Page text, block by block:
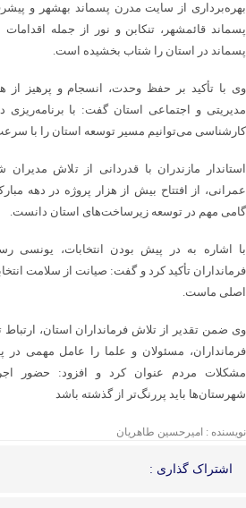
بهره‌برداری از سایت مدرن پسماند بهشهر و
پسماند قائمشهر، تنکابن و نور از جمله
پسماند در استان را شتاب بخشیده است.
وی با تأکید بر حفظ وحدت، انسجام و پرهیز
مدیریتی و اجتماعی استان گفت: با برنامه‌ریزی
کارشناسی می‌توانیم مسیر توسعه استان را با
استاندار مازندران با قدردانی از تلاش
عمرانی، از افتتاح بیش از هزار پروژه در دهه
گامی مهم در توسعه زیرساخت‌های استان دانست.
با اشاره به در پیش بودن انتخابات، یونسی
فرمانداران تأکید کرد و گفت: صیانت از سلامت
اصلی ماست.
وی ضمن تقدیر از تلاش فرمانداران استان،
فرمانداران، مسئولان و علما را عامل مهمی
مشکلات مردم عنوان کرد و افزود: حضور
شهرستان‌ها باید پررنگ‌تر از گذشته باشد
نویسنده : امیرحسین طاهریان
اشتراک گذاری :